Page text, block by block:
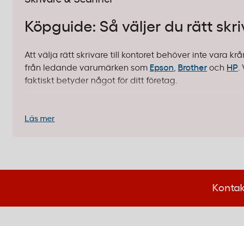
Köpguide: Så väljer du rätt
Att välja rätt skrivare till kontoret behöver inte vara
från ledande varumärken som Epson Brother och HP
faktiskt betyder något för ditt företag.
Litet kontor eller hemmiljö:Behöver ni bara skriva
kompakt färg- eller svartvit skrivare. Tänk låg
Mellanstor verksamhet:När flera personer delar
Läs mer